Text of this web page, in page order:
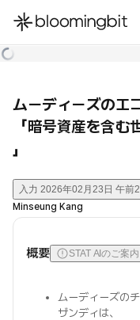
한국어
ムーディーズのエ
「暗号資産を含
」
入力 2026年02月23日 午前
Minseung Kang
概要 STAT AIのご案内
ムーディーズの
ザンディは、